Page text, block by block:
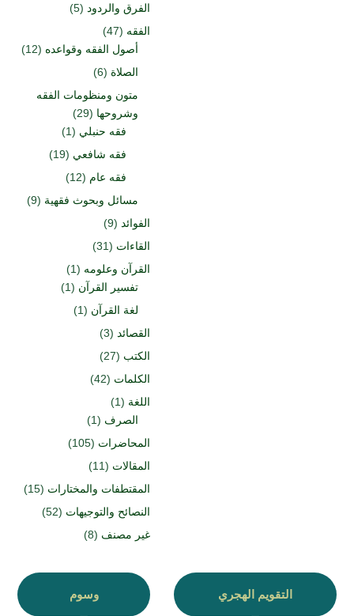
الفرق والردود (5)
الفقه (47)
أصول الفقه وقواعده (12)
الصلاة (6)
متون ومنظومات الفقه
وشروحها (29)
فقه حنبلي (1)
فقه شافعي (19)
فقه عام (12)
مسائل وبحوث فقهية (9)
الفوائد (9)
القاءات (31)
القرآن وعلومه (1)
تفسير القرآن (1)
لغة القرآن (1)
القصائد (3)
الكتب (27)
الكلمات (42)
اللغة (1)
الصرف (1)
المحاضرات (105)
المقالات (11)
المقتطفات والمختارات (15)
النصائح والتوجيهات (52)
غير مصنف (8)
التقويم الهجري وسوم